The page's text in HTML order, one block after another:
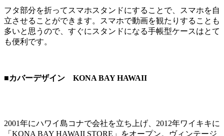
フタ部分を折ってスマホスタンドにすることで、スマホを自
立させることができます。スマホで動画を観たりすることも
多いと思うので、すぐにスタンドになる手帳型ケースはとて
も便利です。
■カバーデザイン KONA BAY HAWAII
2001年にハワイ島コナで会社を立ち上げ、2012年ワイキキに
「KONA BAY HAWAII STORE」をオープン。ヴィンテージ